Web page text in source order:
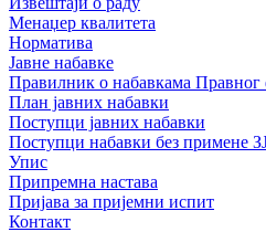
Менаџер квалитета
Норматива
Јавне набавке
Правилник о набавкама
План јавних набавки
Поступци јавних набавки
Поступци набавки без примене
Упис
Припремна настава
Пријава за пријемни испит
Контакт